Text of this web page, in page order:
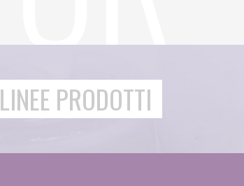
LINEE PRODOTTI